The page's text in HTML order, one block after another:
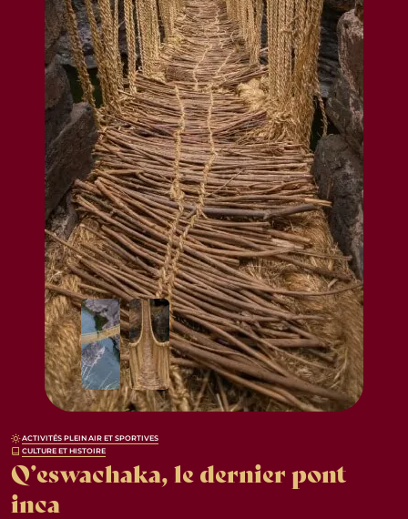
ACTIVITÉS PLEIN AIR ET SPORTIVES
CULTURE ET HISTOIRE
Q’eswachaka, le dernier pont
inca